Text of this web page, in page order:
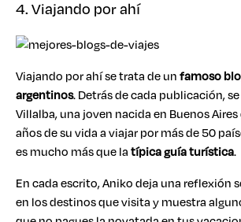
4. Viajando por ahí
Viajando por ahí se trata de unfamoso
argentinos. Detrás de cada publicación,
Villalba, una joven nacida en Buenos
años de su vida a viajar por más de 50
es mucho más que latípica guía turística.
En cada escrito, Aniko deja una reflexión
en los destinos que visita y muestra